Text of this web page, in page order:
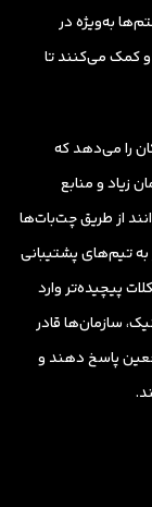
به‌ویژه در
کمک می‌کنند تا
را می‌دهد که
زیاد و منابع
از طریق چت‌بات‌ها
تیم‌های پشتیبانی
پیچیده‌تر وارد
سازمان‌ها قادر
پاسخ دهند و